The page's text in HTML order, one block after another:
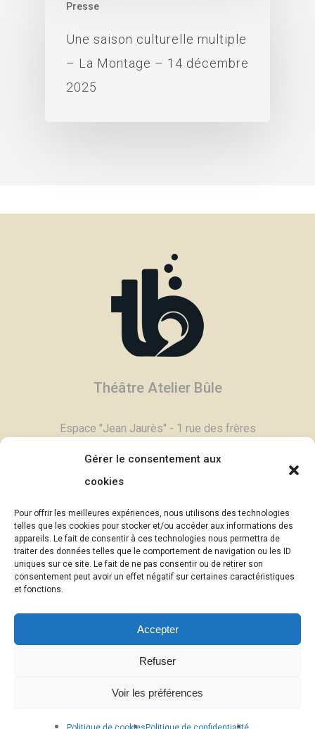
Gérer le consentement aux
cookies
Pour offrir les meilleures expériences, nous utilisons des technologies
telles que les cookies pour stocker et/ou accéder aux informations des
appareils. Le fait de consentir à ces technologies nous permettra de
traiter des données telles que le comportement de navigation ou les ID
uniques sur ce site. Le fait de ne pas consentir ou de retirer son
consentement peut avoir un effet négatif sur certaines caractéristiques
et fonctions.
Accepter
Refuser
Voir les préférences
Presse
Une saison culturelle multiple
– La Montage – 14 décembre
2025
Théâtre Atelier Bûle
Espace "Jean Jaurès" - 1 rue des frères
Email :contact@theatrebule.fr
InfosBûle, lettre d'informations >
© Théâtre Atelier Bûle - 2025
uncaillou.blogspot.com
contraire)
des données